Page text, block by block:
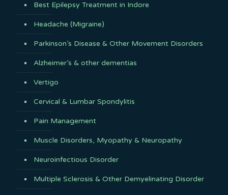
Best Epilepsy Treatment in Indore
Headache (Migraine)
Parkinson’s Disease & Other Movement Disorders
Alzheimer’s & other dementias
Vertigo
Cervical & Lumbar Spondylitis
Pain Management
Muscle Disorders, Myopathy & Neuropathy
Neuroinfectious Disorder
Multiple Sclerosis & Other Demyelinating Disorder